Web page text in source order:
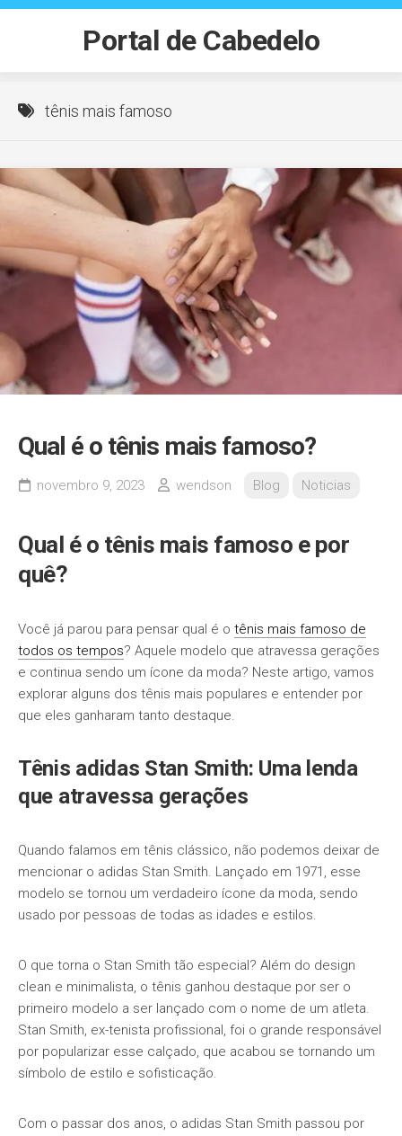
Skip
Portal de Cabedelo
tênis mais famoso
Qual é o tênis mais famoso?
novembro 9, 2023 wendson Blog Noticias
Qual é o tênis mais famoso e por
quê?
Você já parou para pensar qual é o tênis mais famoso de
todos os tempos? Aquele modelo que atravessa gerações
e continua sendo um ícone da moda? Neste artigo, vamos
explorar alguns dos tênis mais populares e entender por
que eles ganharam tanto destaque.
Tênis adidas Stan Smith: Uma lenda
que atravessa gerações
Quando falamos em tênis clássico, não podemos deixar de
mencionar o adidas Stan Smith. Lançado em 1971, esse
modelo se tornou um verdadeiro ícone da moda, sendo
usado por pessoas de todas as idades e estilos.
O que torna o Stan Smith tão especial? Além do design
clean e minimalista, o tênis ganhou destaque por ser o
primeiro modelo a ser lançado com o nome de um atleta.
Stan Smith, ex-tenista profissional, foi o grande responsável
por popularizar esse calçado, que acabou se tornando um
símbolo de estilo e sofisticação.
Com o passar dos anos, o adidas Stan Smith passou por